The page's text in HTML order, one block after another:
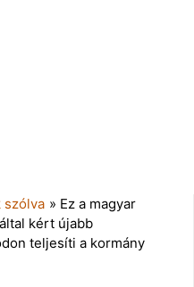
szólva » Ez a magyar
kért újabb
teljesíti a kormány